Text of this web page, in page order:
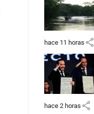
hace 11 horas share
hace 2 horas share